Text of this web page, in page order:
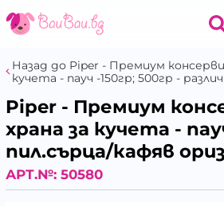
Назад до Piper - Премиум
кучета - пауч -150гр; 500гр -
Piper - Премиум
храна за кучета -
пил.сърца/кафяв ориз
АРТ.№: 50580